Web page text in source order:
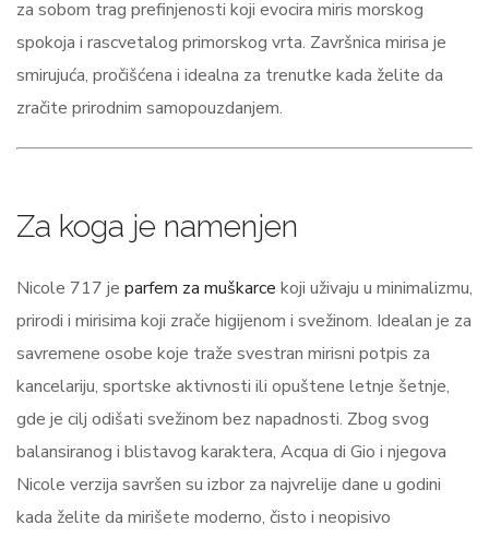
za sobom trag prefinjenosti koji evocira miris morskog
spokoja i rascvetalog primorskog vrta. Završnica mirisa je
smirujuća, pročišćena i idealna za trenutke kada želite da
zračite prirodnim samopouzdanjem.
Za koga je namenjen
Nicole 717 je parfem za muškarce koji uživaju u minimalizmu,
prirodi i mirisima koji zrače higijenom i svežinom. Idealan je za
savremene osobe koje traže svestran mirisni potpis za
kancelariju, sportske aktivnosti ili opuštene letnje šetnje,
gde je cilj odišati svežinom bez napadnosti. Zbog svog
balansiranog i blistavog karaktera, Acqua di Gio i njegova
Nicole verzija savršen su izbor za najvrelije dane u godini
kada želite da mirišete moderno, čisto i neopisivo